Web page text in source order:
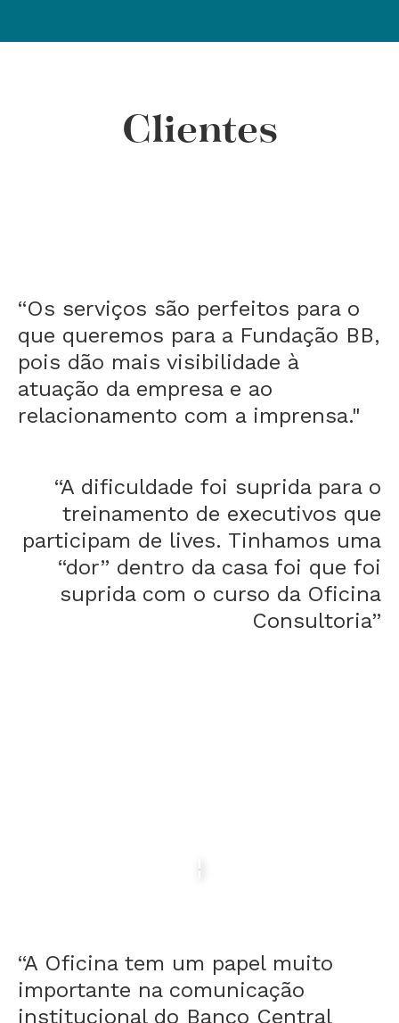
Clientes
“Os serviços são perfeitos para o
que queremos para a Fundação BB,
pois dão mais visibilidade à
atuação da empresa e ao
relacionamento com a imprensa."
“A dificuldade foi suprida para o
treinamento de executivos que
participam de lives. Tinhamos uma
“dor” dentro da casa foi que foi
suprida com o curso da Oficina
Consultoria”
“A Oficina tem um papel muito
importante na comunicação
institucional do Banco Central